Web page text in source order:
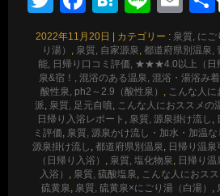
2022年11月20日 | カテゴリー : 泉質, に
り湯）
泉質, 自家源泉 都道府県別温泉,
能, 日帰り口コミ評価, ★★★4.0以上（日
泉&宿！, 混浴のある温泉, 混浴・湯浴み
酸性泉, ph2～2.9（酸性泉）
こんな人
派 泉質, 足元自噴 こんな人におススメの
日帰り入浴レポート
泉質, 源泉掛け流し
ミ評価 泉質, 源泉かけ流し・加水・加温な
源泉掛け流し 都道府県別温泉
日帰り温
（日帰り入浴）
泉質, 塩化物泉
日帰り温
入浴）
泉質, 硫酸塩泉 こんな人におス
硫黄泉 泉質, 硫黄泉×にごり湯（白湯）